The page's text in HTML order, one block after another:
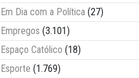
Em Dia com a Política (27)
Empregos (3.101)
Espaço Católico (18)
Esporte (1.769)